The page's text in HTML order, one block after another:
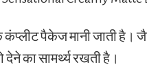
पैकेज मानी जाती है।
का सामर्थ्य रखती है।